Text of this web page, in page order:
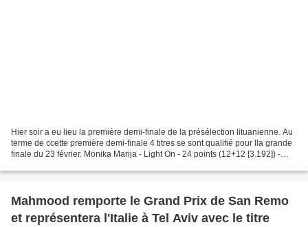
Hier soir a eu lieu la première demi-finale de la présélection lituanienne. Au
terme de ccette première demi-finale 4 titres se sont qualifié pour lla grande
finale du 23 février. Monika Marija - Light On - 24 points (12+12 [3.192]) -
Mahmood remporte le Grand Prix de San Remo
et représentera l'Italie à Tel Aviv avec le titre